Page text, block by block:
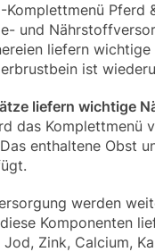
Komplettmenü Pferd
und
liefern
ist
liefern wichtige
das Komplettmenü
enthaltene Obst
werden
Komponenten
Jod, Zink, Calcium,